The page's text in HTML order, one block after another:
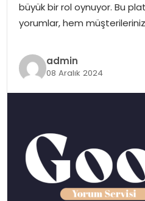
büyük bir rol oynuyor. Bu
yorumlar, hem
admin
08 Aralık 2024